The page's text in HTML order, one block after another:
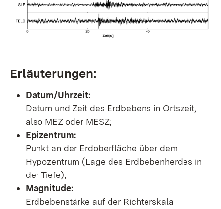
Erläuterungen:
Datum/Uhrzeit:
Datum und Zeit des Erdbebens in Ortszeit,
also MEZ oder MESZ;
Epizentrum:
Punkt an der Erdoberfläche über dem
Hypozentrum (Lage des Erdbebenherdes in
der Tiefe);
Magnitude:
Erdbebenstärke auf der Richterskala